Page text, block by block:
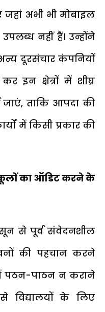
जहां अभी भी मोबाइल
नहीं हैं। उन्होंने
दूरसंचार कंपनियों
इन क्षेत्रों में शीघ्र
ताकि आपदा की
में किसी प्रकार की
का ऑडिट करने के
से पूर्व संवेदनशील
की पहचान करने
पठन-पाठन न कराने
विद्यालयों के लिए